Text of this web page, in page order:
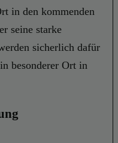
in den kommenden
seine starke
sicherlich dafür
besonderer Ort in